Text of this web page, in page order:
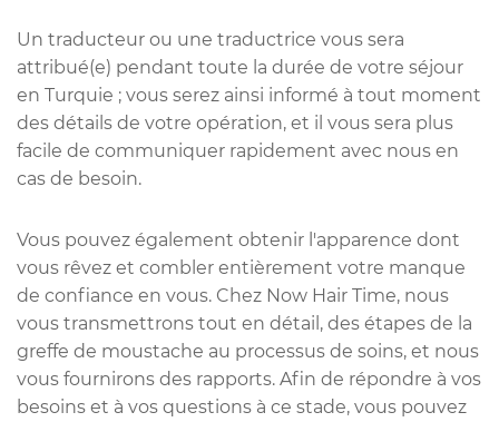
Un traducteur ou une traductrice vous sera
attribué(e) pendant toute la durée de votre séjour
en Turquie ; vous serez ainsi informé à tout moment
des détails de votre opération, et il vous sera plus
facile de communiquer rapidement avec nous en
cas de besoin.
Vous pouvez également obtenir l'apparence dont
vous rêvez et combler entièrement votre manque
de confiance en vous. Chez Now Hair Time, nous
vous transmettrons tout en détail, des étapes de la
greffe de moustache au processus de soins, et nous
vous fournirons des rapports. Afin de répondre à vos
besoins et à vos questions à ce stade, vous pouvez